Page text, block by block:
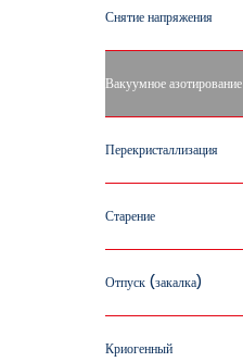
Снятие напряжения
Вакуумное азотирование
Перекристаллизация
Старение
Отпуск (закалка)
Криогенный